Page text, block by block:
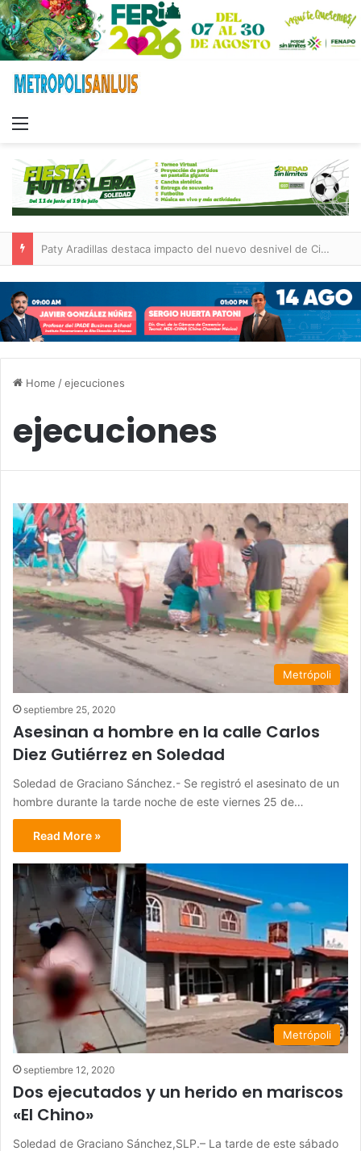
Villa de Pozos reporta reducción del 50 % en incendios forestales y de pastizales
Home /ejecuciones
ejecuciones
Metrópoli
septiembre 25, 2020
Asesinan a hombre en la calle Carlos
Diez Gutiérrez en Soledad
Soledad de Graciano Sánchez.- Se registró el asesinato de un
hombre durante la tarde noche de este viernes 25 de…
Read More »
Metrópoli
septiembre 12, 2020
Dos ejecutados y un herido en mariscos
«El Chino»
Soledad de Graciano Sánchez,SLP.– La tarde de este sábado